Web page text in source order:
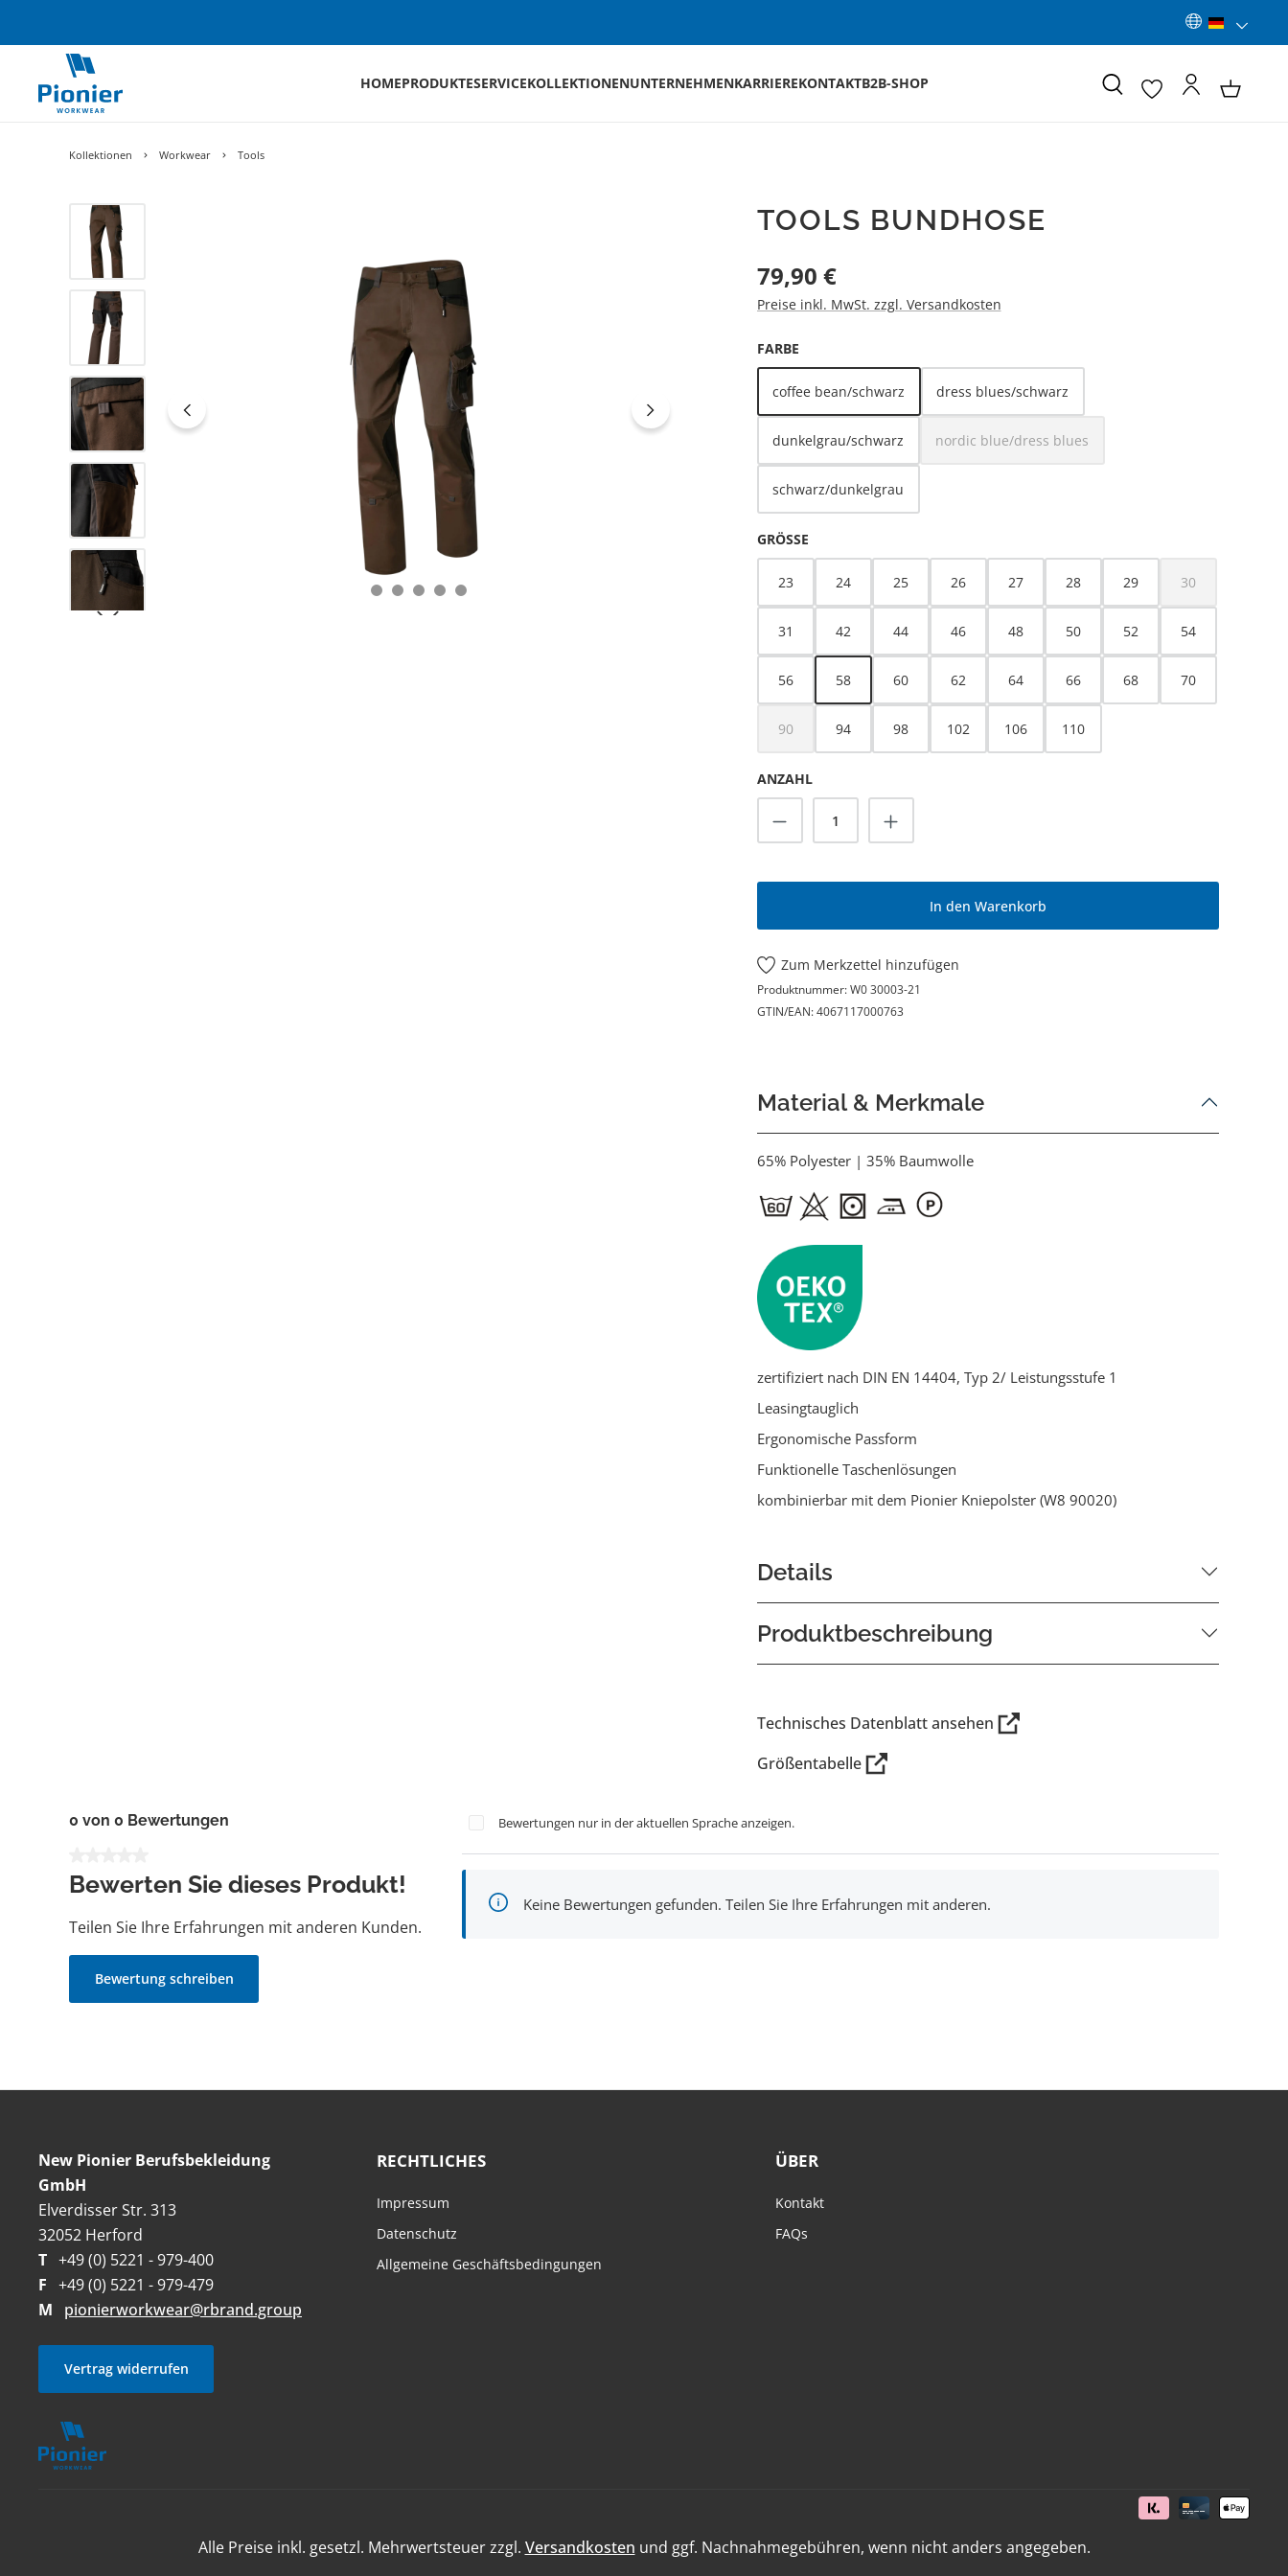
HOMEPRODUKTESERVICEKOLLEKTIONENUNTERNEHMENKARRIEREKONTAKTB2B-SHOP
Kollektionen Workwear Tools
Bildergalerie überspringen TOOLS BUNDHOSE
Regulärer Preis:
79,90 €
Preise inkl. MwSt. zzgl. Versandkosten
FARBEAUSWÄHLEN
coffee bean/schwarz dress blues/schwarz
dunkelgrau/schwarz nordic blue/dress blues
(Diese Option ist zurzeit nicht verfügbar.)
schwarz/dunkelgrau
GRÖSSE AUSWÄHLEN
23 24 25 26 27 28 29 30
(Diese Option ist
31 42 44 46 48 50 52 54
56 58 60 62 64 66 68 70
90
(Diese Option ist zurzeit nicht verfügbar.)
94 98 102 106 110
ANZAHL
Produkt Anzahl: Gib den gewünschten Wert ein
In den Warenkorb
Zum Merkzettel hinzufügen
Produktnummer:W0 30003-21
GTIN/EAN:4067117000763
Material & Merkmale
65% Polyester | 35% Baumwolle
zertifiziert nach DIN EN 14404, Typ 2/ Leistungsstufe 1
Leasingtauglich
Ergonomische Passform
Funktionelle Taschenlösungen
kombinierbar mit dem Pionier Kniepolster (W8 90020)
Details
Produktbeschreibung
Technisches Datenblatt ansehen
Größentabelle
0 von 0 Bewertungen
Bewerten Sie dieses Produkt!
Teilen Sie Ihre Erfahrungen mit anderen Kunden.
Bewertung schreiben
Bewertungen nur in der aktuellen Sprache anzeigen.
Keine Bewertungen gefunden. Teilen Sie Ihre Erfahrungen mit anderen.
New Pionier Berufsbekleidung
GmbH
Elverdisser Str. 313
32052 Herford
T +49 (0) 5221 - 979-400
F +49 (0) 5221 - 979-479
M
pionierworkwear@rbrand.group
Vertrag widerrufen
RECHTLICHES
Impressum
Datenschutz
Allgemeine Geschäftsbedingungen
ÜBER
Kontakt
FAQs
Alle Preise inkl. gesetzl. Mehrwertsteuer zzgl. Versandkosten und ggf. Nachnahmegebühren, wenn nicht anders angegeben.